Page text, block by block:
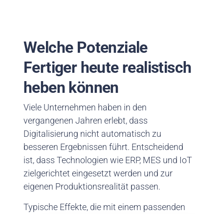
Welche Potenziale
Fertiger heute realistisch
heben können
Viele Unternehmen haben in den
vergangenen Jahren erlebt, dass
Digitalisierung nicht automatisch zu
besseren Ergebnissen führt. Entscheidend
ist, dass Technologien wie ERP, MES und IoT
zielgerichtet eingesetzt werden und zur
eigenen Produktionsrealität passen.
Typische Effekte, die mit einem passenden